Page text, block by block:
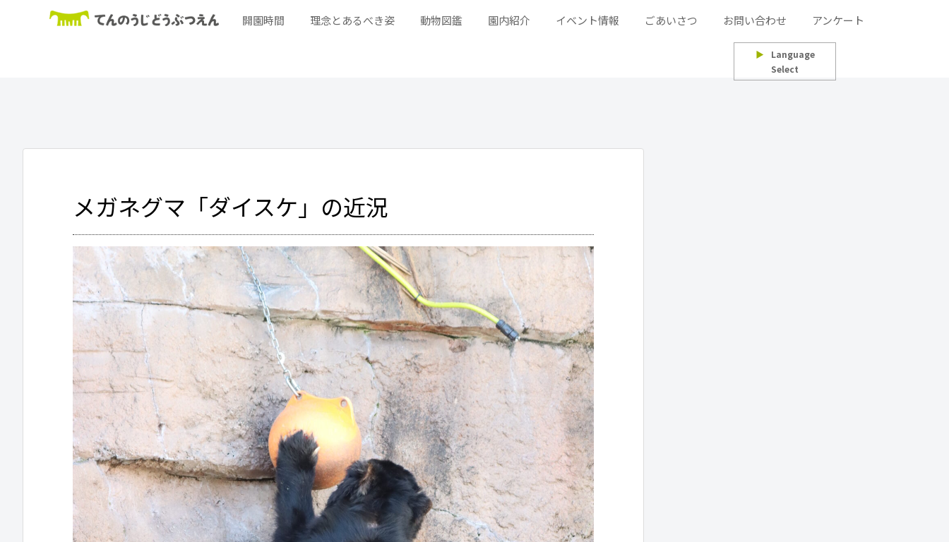
開園時間 理念とあるべき姿 動物図鑑 園内紹介 イベント情報 ごあいさつ お問い合わせ アンケート
▶
Language
Select
メガネグマ「ダイスケ」の近況